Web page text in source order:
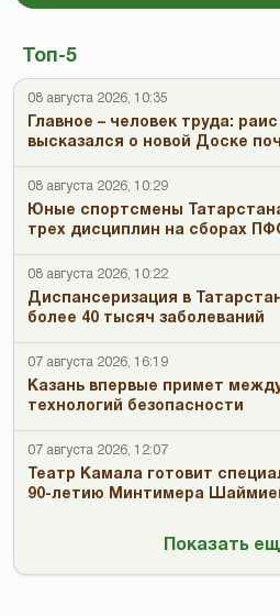
Топ-5
08 августа 2026, 10:35
Главное – человек труда:
высказался о новой Доске
08 августа 2026, 10:29
Юные спортсмены
трех дисциплин на сборах
08 августа 2026, 10:22
Диспансеризация в
более 40 тысяч заболеваний
07 августа 2026, 16:19
Казань впервые примет
технологий безопасности
07 августа 2026, 12:07
Театр Камала готовит
90-летию Минтимера
Показать